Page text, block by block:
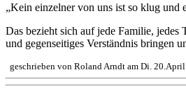
„Kein einzelner von uns ist so klug und
Das bezieht sich auf jede Familie, jedes
und gegenseitiges Verständnis
geschrieben von Roland Arndt am Di.